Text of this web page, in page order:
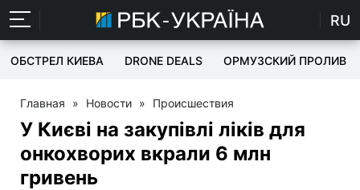
RU
ОБСТРЕЛ КИЕВА DRONE DEALS ОРМУЗСКИЙ ПРОЛИВ
Главная » Новости » Происшествия
У Києві на закупівлі ліків для
онкохворих вкрали 6 млн
гривень